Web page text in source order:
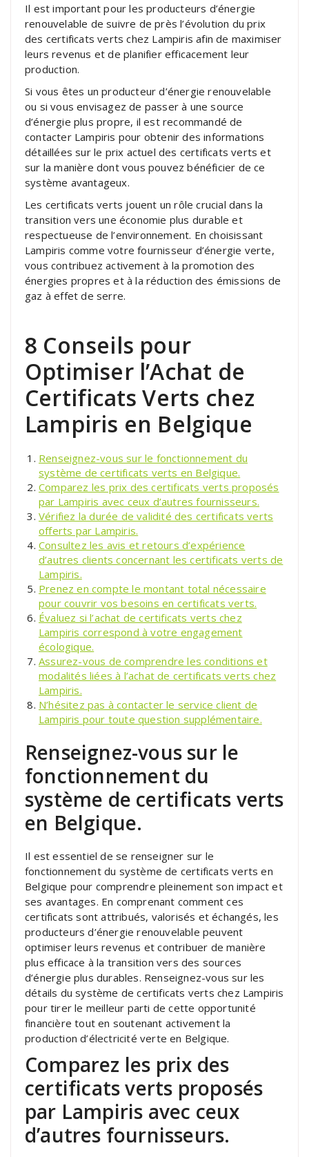
Il est important pour les producteurs d’énergie
renouvelable de suivre de près l’évolution du prix
des certificats verts chez Lampiris afin de maximiser
leurs revenus et de planifier efficacement leur
production.
Si vous êtes un producteur d’énergie renouvelable
ou si vous envisagez de passer à une source
d’énergie plus propre, il est recommandé de
contacter Lampiris pour obtenir des informations
détaillées sur le prix actuel des certificats verts et
sur la manière dont vous pouvez bénéficier de ce
système avantageux.
Les certificats verts jouent un rôle crucial dans la
transition vers une économie plus durable et
respectueuse de l’environnement. En choisissant
Lampiris comme votre fournisseur d’énergie verte,
vous contribuez activement à la promotion des
énergies propres et à la réduction des émissions de
gaz à effet de serre.
8 Conseils pour
Optimiser l’Achat de
Certificats Verts chez
Lampiris en Belgique
Renseignez-vous sur le fonctionnement du
système de certificats verts en Belgique.
Comparez les prix des certificats verts proposés
par Lampiris avec ceux d’autres fournisseurs.
Vérifiez la durée de validité des certificats verts
offerts par Lampiris.
Consultez les avis et retours d’expérience
d’autres clients concernant les certificats verts de
Lampiris.
Prenez en compte le montant total nécessaire
pour couvrir vos besoins en certificats verts.
Évaluez si l’achat de certificats verts chez
Lampiris correspond à votre engagement
écologique.
Assurez-vous de comprendre les conditions et
modalités liées à l’achat de certificats verts chez
Lampiris.
N’hésitez pas à contacter le service client de
Lampiris pour toute question supplémentaire.
Renseignez-vous sur le
fonctionnement du
système de certificats verts
en Belgique.
Il est essentiel de se renseigner sur le
fonctionnement du système de certificats verts en
Belgique pour comprendre pleinement son impact et
ses avantages. En comprenant comment ces
certificats sont attribués, valorisés et échangés, les
producteurs d’énergie renouvelable peuvent
optimiser leurs revenus et contribuer de manière
plus efficace à la transition vers des sources
d’énergie plus durables. Renseignez-vous sur les
détails du système de certificats verts chez Lampiris
pour tirer le meilleur parti de cette opportunité
financière tout en soutenant activement la
production d’électricité verte en Belgique.
Comparez les prix des
certificats verts proposés
par Lampiris avec ceux
d’autres fournisseurs.